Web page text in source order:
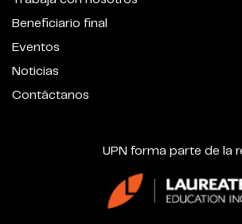
Beneficiario final
Eventos
Noticias
Contáctanos
UPN forma parte de la